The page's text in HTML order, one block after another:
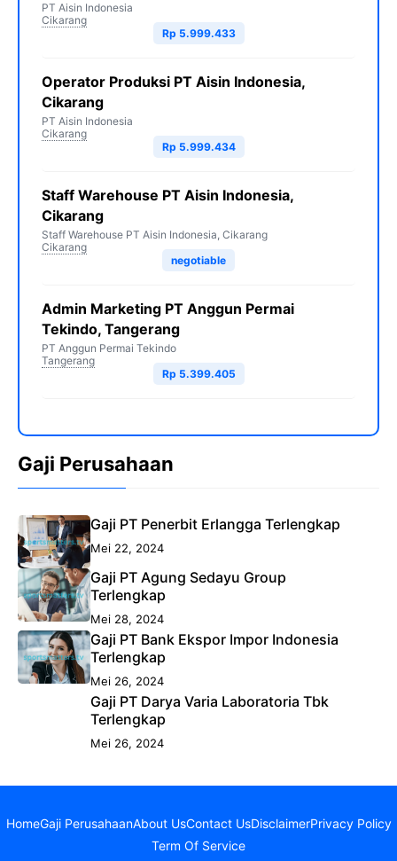
PT Aisin Indonesia
Cikarang
Rp 5.999.433
Operator Produksi PT Aisin Indonesia,
Cikarang
PT Aisin Indonesia
Cikarang
Rp 5.999.434
Staff Warehouse PT Aisin Indonesia,
Cikarang
Staff Warehouse PT Aisin Indonesia, Cikarang
Cikarang
negotiable
Admin Marketing PT Anggun Permai
Tekindo, Tangerang
PT Anggun Permai Tekindo
Tangerang
Rp 5.399.405
Gaji Perusahaan
Gaji PT Penerbit Erlangga Terlengkap
Mei 22, 2024
Gaji PT Agung Sedayu Group
Terlengkap
Mei 28, 2024
Gaji PT Bank Ekspor Impor Indonesia
Terlengkap
Mei 26, 2024
Gaji PT Darya Varia Laboratoria Tbk
Terlengkap
Mei 26, 2024
HomeGaji PerusahaanAbout UsContact UsDisclaimerPrivacy Policy
Term Of Service